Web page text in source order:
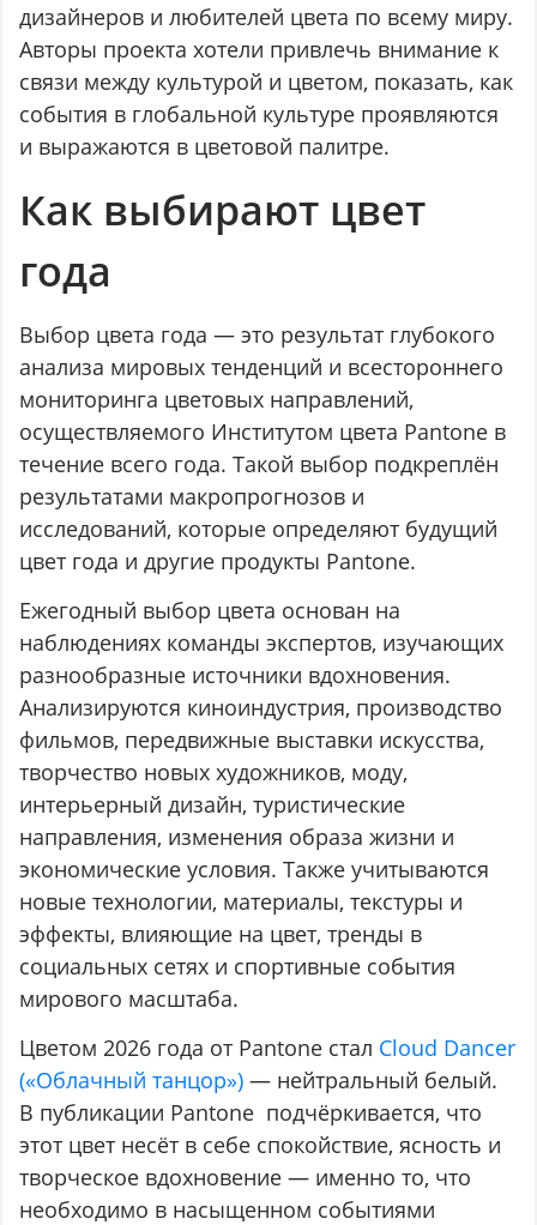
дизайнеров и любителей цвета по всему миру.
Авторы проекта хотели привлечь внимание к
связи между культурой и цветом, показать, как
события в глобальной культуре проявляются
и выражаются в цветовой палитре.
Как выбирают цвет
года
Выбор цвета года — это результат глубокого
анализа мировых тенденций и всестороннего
мониторинга цветовых направлений,
осуществляемого Институтом цвета Pantone в
течение всего года. Такой выбор подкреплён
результатами макропрогнозов и
исследований, которые определяют будущий
цвет года и другие продукты Pantone.
Ежегодный выбор цвета основан на
наблюдениях команды экспертов, изучающих
разнообразные источники вдохновения.
Анализируются киноиндустрия, производство
фильмов, передвижные выставки искусства,
творчество новых художников, моду,
интерьерный дизайн, туристические
направления, изменения образа жизни и
экономические условия. Также учитываются
новые технологии, материалы, текстуры и
эффекты, влияющие на цвет, тренды в
социальных сетях и спортивные события
мирового масштаба.
Цветом 2026 года от Pantone стал Cloud Dancer
(«Облачный танцор») — нейтральный белый.
В публикации Pantone подчёркивается, что
этот цвет несёт в себе спокойствие, ясность и
творческое вдохновение — именно то, что
необходимо в насыщенном событиями